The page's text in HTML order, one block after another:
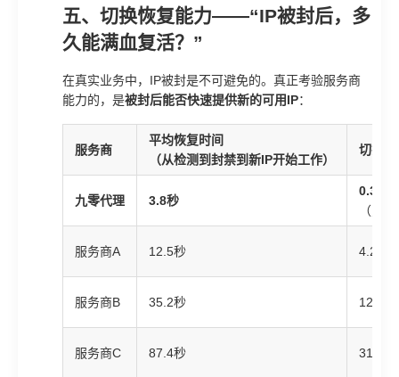
五、切换恢复能力——“IP被封后，多
久能满血复活？”
在真实业务中，IP被封是不可避免的。真正考验服务商
能力的，是被封后能否快速提供新的可用IP：
服务商
平均恢复时间
（从检测到封禁到新IP开始工作）
切换
九零代理 3.8秒
0.3次
（几
服务商A 12.5秒 4.2次
服务商B 35.2秒 12.8次
服务商C 87.4秒 31.6次